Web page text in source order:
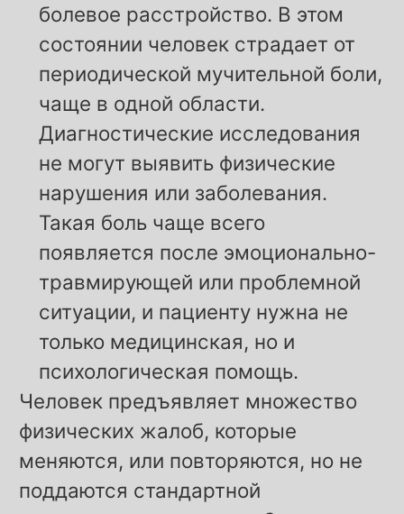
болевое расстройство. В этом
состоянии человек страдает от
периодической мучительной боли,
чаще в одной области.
Диагностические исследования
не могут выявить физические
нарушения или заболевания.
Такая боль чаще всего
появляется после эмоционально-
травмирующей или проблемной
ситуации, и пациенту нужна не
только медицинская, но и
психологическая помощь.
Человек предъявляет множество
физических жалоб, которые
меняются, или повторяются, но не
поддаются стандартной